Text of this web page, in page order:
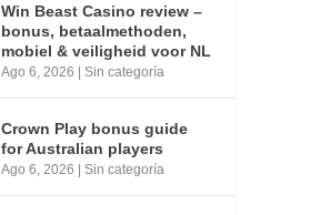
Win Beast Casino review –
bonus, betaalmethoden,
mobiel & veiligheid voor NL
Ago 6, 2026 |Sin categoría
Crown Play bonus guide
for Australian players
Ago 6, 2026 |Sin categoría